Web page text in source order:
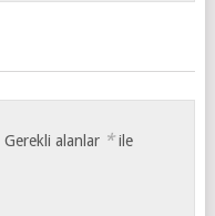
Gerekli alanlar *ile